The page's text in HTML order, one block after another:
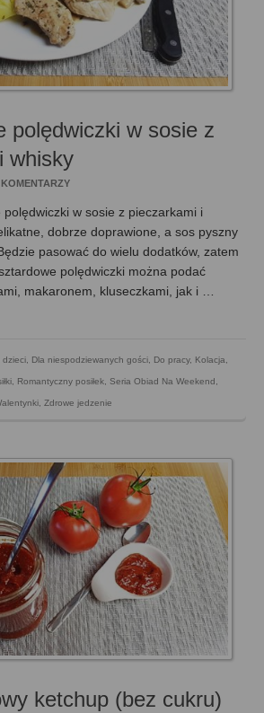
polędwiczki w sosie z
whisky
w sosie z pieczarkami i
dobrze doprawione, a sos pyszny
pasować do wielu dodatków, zatem
polędwiczki można podać
makaronem, kluseczkami, jak i …
dzieci, Dla niespodziewanych gości, Do pracy, Kolacja,
, Romantyczny posiłek, Seria Obiad Na Weekend,
, Zdrowe jedzenie
ketchup (bez cukru)